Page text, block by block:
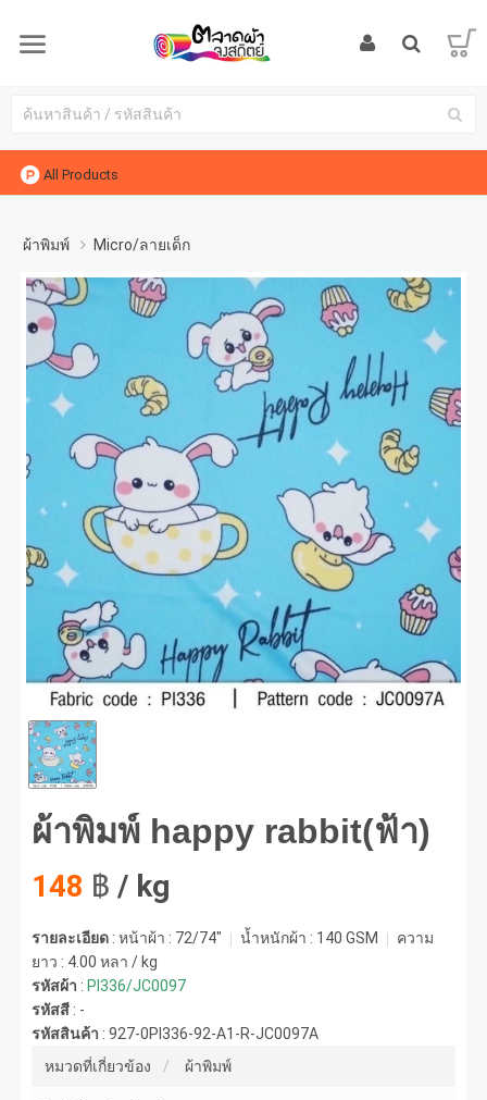
All Products
ผ้าพิมพ์ Micro/ลายเด็ก
พิมพ์ happy rabbit(ฟ้า) #1
ผ้าพิมพ์ happy rabbit(ฟ้า)
148 ฿ / kg
รายละเอียด : หน้าผ้า : 72/74" น้ำหนักผ้า : 140 GSM
ความ
ยาว : 4.00 หลา / kg
รหัสผ้า :PI336/JC0097
รหัสสี : -
รหัสสินค้า :927-0PI336-92-A1-R-JC0097A
หมวดที่เกี่ยวข้อง
ผ้าพิมพ์